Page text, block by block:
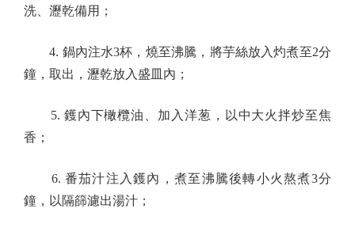
洗、瀝乾備用；
4. 鍋內注水3杯，燒至沸騰，將芋絲放入灼煮至2分
鐘，取出，瀝乾放入盛皿內；
5. 鑊內下橄欖油、加入洋葱，以中大火拌炒至焦
香；
6. 番茄汁注入鑊內，煮至沸騰後轉小火熬煮3分
鐘，以隔篩濾出湯汁；